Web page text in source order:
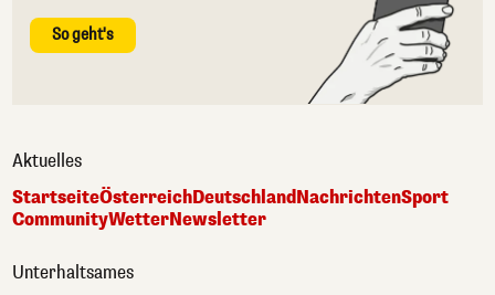
So geht's
Aktuelles
StartseiteÖsterreichDeutschlandNachrichtenSport
CommunityWetterNewsletter
Unterhaltsames